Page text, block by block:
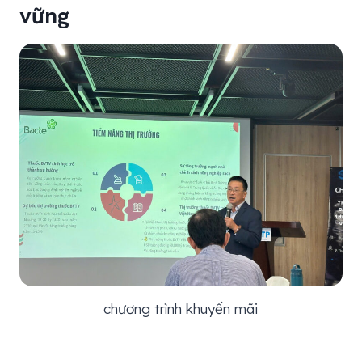
vững
chương trình khuyến mãi